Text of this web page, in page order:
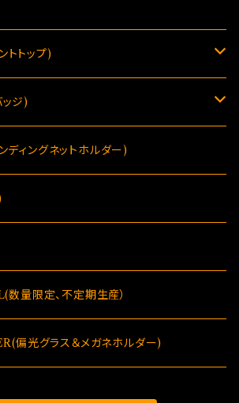
トップ)
光グラス＆メガネホルダー)
ジ)
光グラス＆メガネホルダー)
ィングネットホルダー)
量限定、不定期生産）
偏光グラス＆メガネホルダー)